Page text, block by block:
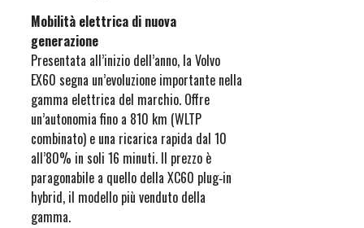
Mobilità elettrica di nuova
generazione
Presentata all’inizio dell’anno, la Volvo
EX60 segna un’evoluzione importante nella
gamma elettrica del marchio. Offre
un’autonomia fino a 810 km (WLTP
combinato) e una ricarica rapida dal 10
all’80% in soli 16 minuti. Il prezzo è
paragonabile a quello della XC60 plug‑in
hybrid, il modello più venduto della
gamma.